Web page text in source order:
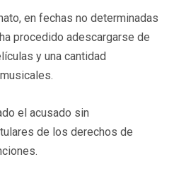
en fechas no determinadas
procedido adescargarse de
y una cantidad
el acusado sin
de los derechos de